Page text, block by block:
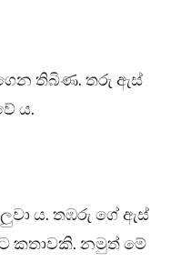
තිබිණ. තරු ඇස්
ය.
ය. තඹරු ගේ ඇස්
කතාවකි. නමුත් මේ